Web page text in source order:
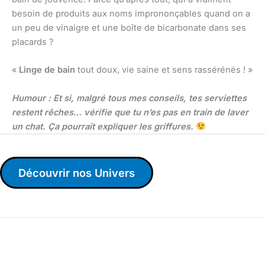
besoin de produits aux noms imprononçables quand on a
un peu de vinaigre et une boîte de bicarbonate dans ses
placards ?
« Linge de bain tout doux, vie saine et sens rassérénés ! »
Humour : Et si, malgré tous mes conseils, tes serviettes
restent rêches… vérifie que tu n’es pas en train de laver
un chat. Ça pourrait expliquer les griffures.
Découvrir nos Univers